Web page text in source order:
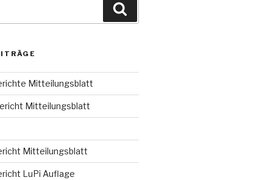
Mitteilungsblatt
Mitteilungsblatt
Mitteilungsblatt
LuPi Auflage